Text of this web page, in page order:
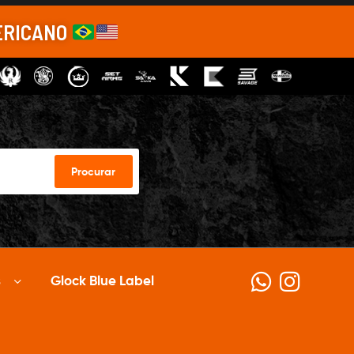
Procurar
Glock Blue Label